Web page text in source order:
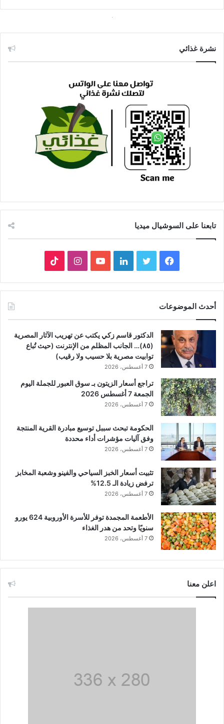
نشرة غذائي
تابعنا على السوشيال ميديا
فيسبوك تويتر لينكدإنيوتيوبانستقرام
أحدث الموضوعات
الدكتور قاسم زكي يكتب عن تهريب الآثار المصرية
(٨٥)… الجانب المظلم من الإنترنت (حيث تُباع
توابيت مصرية بلا حسيب ولا رقيب)
7 أغسطس، 2026
تراجع أسعار الزيتون بـ سوق العبور للجملة اليوم
الجمعة 7 أغسطس 2026
7 أغسطس، 2026
الحكومة تبحث سببل توسيع مبادرة القرية المنتجة
وفق آليات مؤشرات أداء محددة
7 أغسطس، 2026
تثبيت أسعار الخبز السياحي والفينو وشعبة المخابز
ترفض زيادة الـ 12.5%
7 أغسطس، 2026
الأطعمة المجمدة توفر للأسرة الأوروبية 624 يورو
سنويًا وتحد من هدر الغذاء
7 أغسطس، 2026
اعلن معنا